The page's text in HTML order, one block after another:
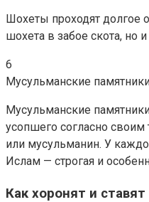
Шохеты проходят долгое
шохета в забое скота, но
6
Мусульманские
Мусульманские
усопшего согласно
или мусульманин. У
Ислам — строгая и
Как хоронят и